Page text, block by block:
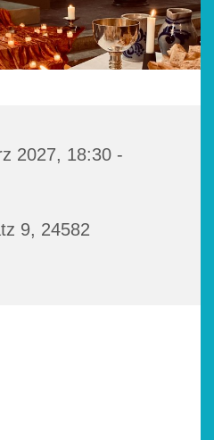
2027, 18:30 -
9, 24582